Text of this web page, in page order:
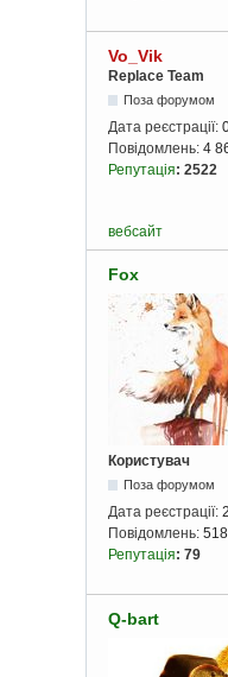
Vo_Vik
Replace Team
Поза форумом
Дата реєстрації:
Повідомлень: 4
Репутація: 2522
вебсайт
Fox
Користувач
Поза форумом
Дата реєстрації:
Повідомлень: 518
Репутація: 79
Q-bart